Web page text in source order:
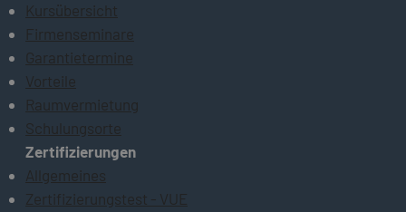
Kursübersicht
Firmenseminare
Garantietermine
Vorteile
Raumvermietung
Schulungsorte
Zertifizierungen
Allgemeines
Zertifizierungstest - VUE